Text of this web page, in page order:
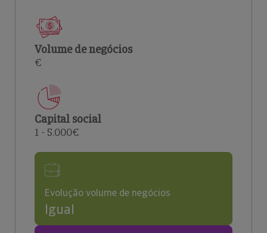
Volume de negócios
€
Capital social
1 - 5.000€
Evolução volume de negócios
Igual